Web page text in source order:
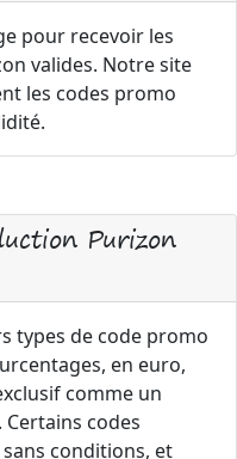
pour recevoir les
valides. Notre site
les codes promo
Purizon
types de code promo
en euro,
comme un
codes
conditions, et